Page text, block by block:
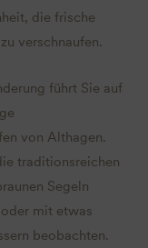
die frische
verschnaufen.
führt Sie auf
von Althagen.
traditionsreichen
Segeln
mit etwas
beobachten.